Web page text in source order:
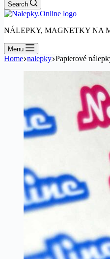
Search
NÁLEPKY, MAGNETKY NA
Menu
Home nalepky Papierové